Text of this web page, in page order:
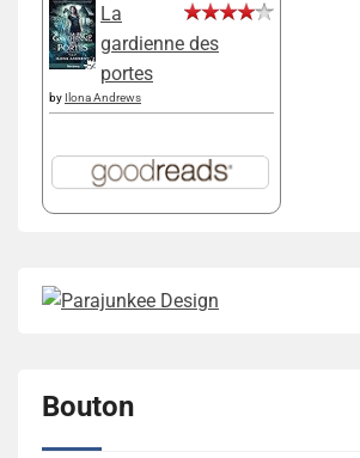
La
gardienne des
portes
by Ilona Andrews
Bouton